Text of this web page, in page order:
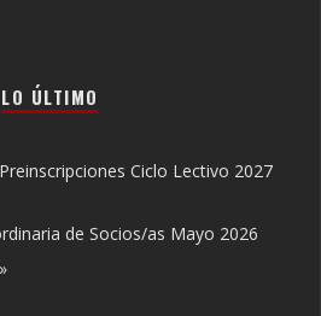
LO ÚLTIMO
Ciclo Lectivo 2027
de Socios/as Mayo 2026